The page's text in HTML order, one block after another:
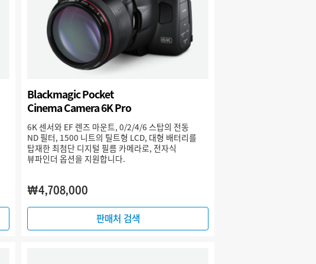
Blackmagic Pocket
Cinema Camera 6K Pro
6K 센서와 EF 렌즈 마운트, 0/2/4/6 스탑의 전동
ND 필터, 1500 니트의 틸트형 LCD, 대형 배터리를
탑재한 최첨단 디지털 필름 카메라로, 전자식
뷰파인더 옵션을 지원합니다.
₩4,708,000
판매처 검색